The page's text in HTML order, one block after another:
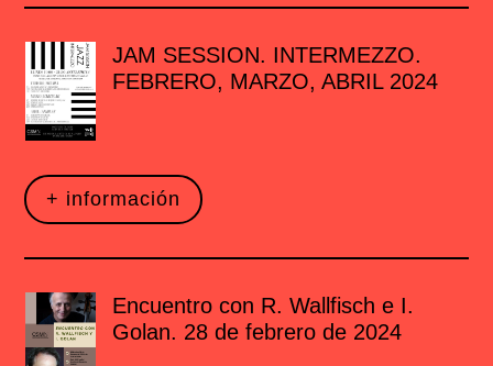
JAM SESSION. INTERMEZZO.
FEBRERO, MARZO, ABRIL 2024
+ información
Encuentro con R. Wallfisch e I.
Golan. 28 de febrero de 2024